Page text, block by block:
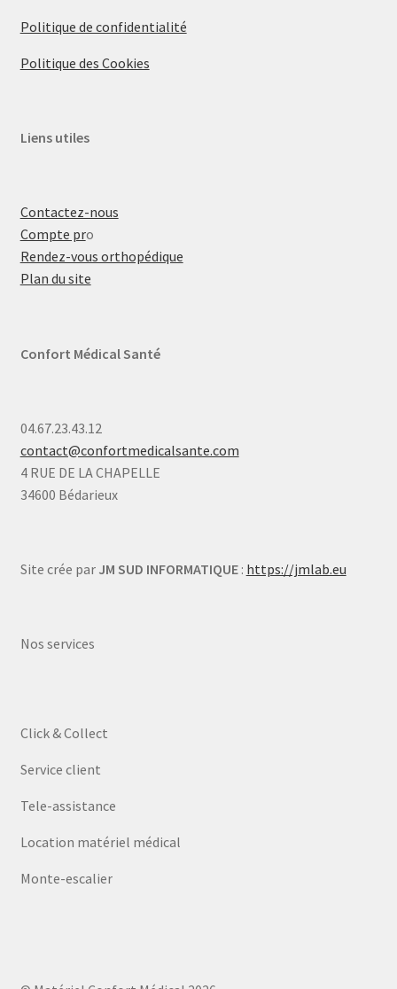
Politique de confidentialité
Politique des Cookies
Liens utiles
Contactez-nous
Compte pro
Rendez-vous orthopédique
Plan du site
Confort Médical Santé
04.67.23.43.12
contact@confortmedicalsante.com
4 RUE DE LA CHAPELLE
34600 Bédarieux
Site crée par JM SUD INFORMATIQUE: https://jmlab.eu
Nos services
Click & Collect
Service client
Tele-assistance
Location matériel médical
Monte-escalier